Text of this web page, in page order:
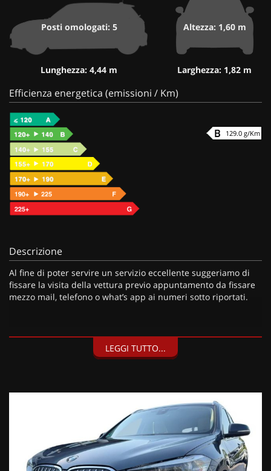
Posti omologati: 5
Lunghezza: 4,44 m
Altezza: 1,60 m
Larghezza: 1,82 m
Efficienza energetica (emissioni / Km)
129.0 g/Km
Descrizione
Al fine di poter servire un servizio eccellente suggeriamo di
fissare la visita della vettura previo appuntamento da fissare
mezzo mail, telefono o what’s app ai numeri sotto riportati.
• Consegna a domicilio;
individuali/società);
• Polizze Kasko fino a 60 mesi di durata con estensione “valore
• Garanzia legale di Conformità prevista obbligatoriamente
dal Codice del Consumo;
• Garanzia estendibile fino a 60 mesi.
LEGGI TUTTO...